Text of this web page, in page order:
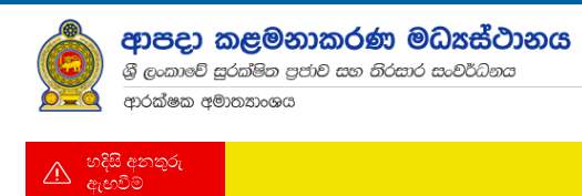
හදිසි අනතුරු
ඇඟවීම්